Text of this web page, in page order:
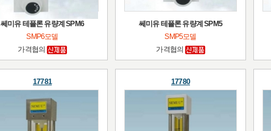
쎄미유 테플론 유량계 SPM6
SMP6모델
가격협의
쎄미유 테플론 유량계 SPM5
SMP5모델
가격협의
17781 17780